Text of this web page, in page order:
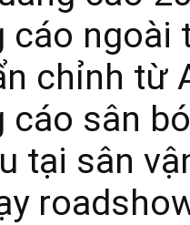
cáo
chỉnh từ
cáo sân
tại sân